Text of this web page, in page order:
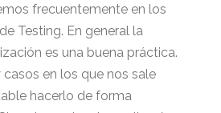
frecuentemente en los
Testing. En general la
es una buena práctica.
casos en los que nos sale
hacerlo de forma